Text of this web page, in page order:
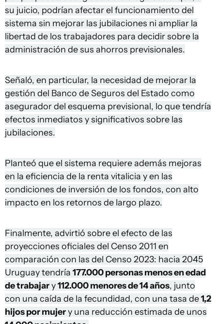
su juicio, podrían afectar el funcionamiento del
sistema sin mejorar las jubilaciones ni ampliar la
libertad de los trabajadores para decidir sobre la
administración de sus ahorros previsionales.
Señaló, en particular, la necesidad de mejorar la
gestión del Banco de Seguros del Estado como
asegurador del esquema previsional, lo que tendría
efectos inmediatos y significativos sobre las
jubilaciones.
Planteó que el sistema requiere además mejoras
en la eficiencia de la renta vitalicia y en las
condiciones de inversión de los fondos, con alto
impacto en los retornos de largo plazo.
Finalmente, advirtió sobre el efecto de las
proyecciones oficiales del Censo 2011 en
comparación con las del Censo 2023: hacia 2045
Uruguay tendría 177.000 personas menos en edad
de trabajary112.000 menores de 14 años, junto
con una caída de la fecundidad, con una tasa de1,2
hijos por mujery una reducción estimada de unos